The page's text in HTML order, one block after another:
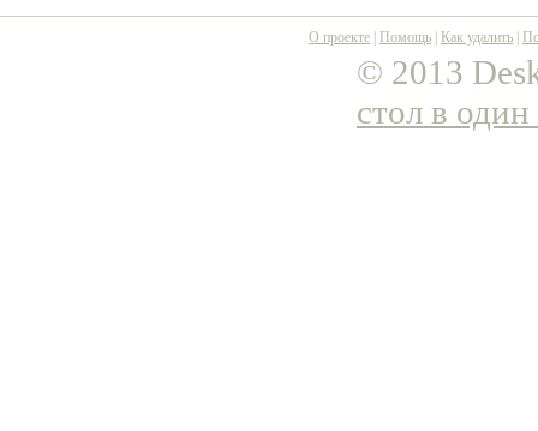
О проекте Помощь Как удалить
© 2013
стол в